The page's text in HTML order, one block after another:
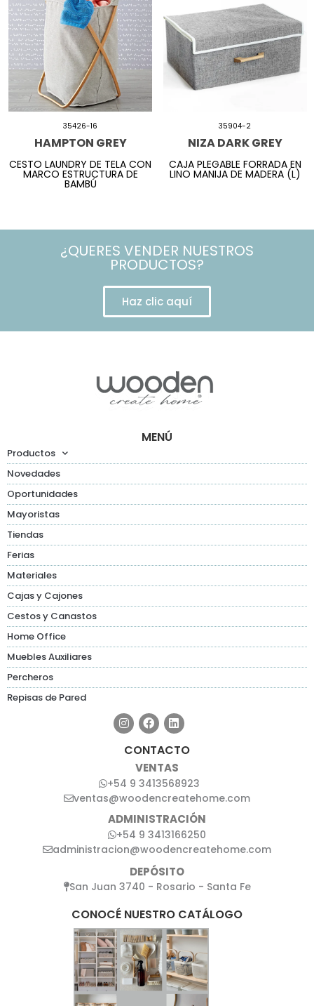
35426-16
HAMPTON GREY
CESTO LAUNDRY DE TELA CON
MARCO ESTRUCTURA DE
BAMBÚ
35904-2
NIZA DARK GREY
CAJA PLEGABLE FORRADA EN
LINO MANIJA DE MADERA (L)
¿QUERES VENDER NUESTROS
PRODUCTOS?
Haz clic aquí
MENÚ
Productos
Novedades
Oportunidades
Mayoristas
Tiendas
Ferias
Materiales
Cajas y Cajones
Cestos y Canastos
Home Office
Muebles Auxiliares
Percheros
Repisas de Pared
CONTACTO
VENTAS
+54 9 3413568923
ventas@woodencreatehome.com
ADMINISTRACIÓN
+54 9 3413166250
administracion@woodencreatehome.com
DEPÓSITO
San Juan 3740 - Rosario - Santa Fe
CONOCÉ NUESTRO CATÁLOGO